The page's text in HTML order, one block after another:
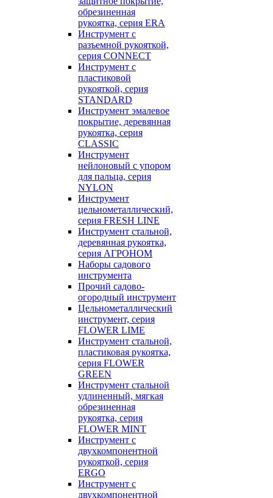
обрезиненная
рукоятка, серия ERA
Инструмент с
разъемной рукояткой,
серия CONNECT
Инструмент с
пластиковой
рукояткой, серия
STANDARD
Инструмент эмалевое
покрытие, деревянная
рукоятка, серия
CLASSIC
Инструмент
нейлоновый с упором
для пальца, серия
NYLON
Инструмент
цельнометаллический,
серия FRESH LINE
Инструмент стальной,
деревянная рукоятка,
серия АГРОНОМ
Наборы садового
инструмента
Прочий садово-
огородный инструмент
Цельнометаллический
инструмент, серия
FLOWER LIME
Инструмент стальной,
пластиковая рукоятка,
серия FLOWER
GREEN
Инструмент стальной
удлиненный, мягкая
обрезиненная
рукоятка, серия
FLOWER MINT
Инструмент с
двухкомпонентной
рукояткой, серия
ERGO
Инструмент с
двухкомпонентной